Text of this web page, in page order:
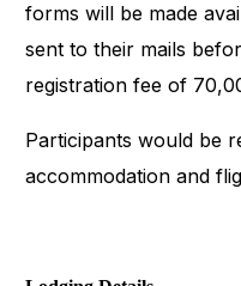
forms will be made
sent to their mails
registration fee of
Participants would be
accommodation and